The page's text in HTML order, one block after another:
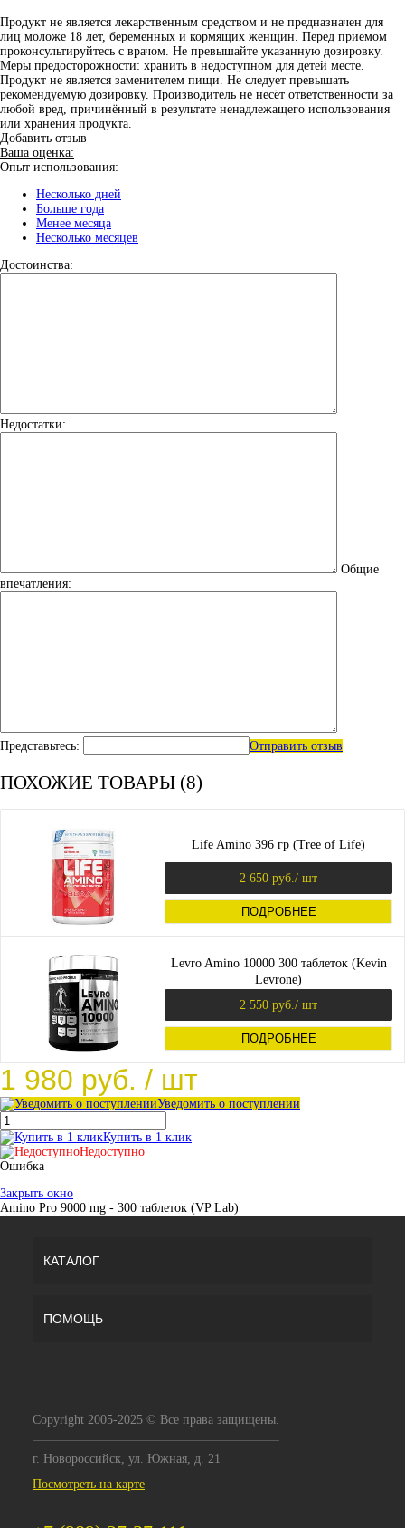
Продукт не является лекарственным средством и не предназначен для
лиц моложе 18 лет, беременных и кормящих женщин. Перед приемом
проконсультируйтесь с врачом. Не превышайте указанную дозировку.
Меры предосторожности: хранить в недоступном для детей месте.
Продукт не является заменителем пищи. Не следует превышать
рекомендуемую дозировку. Производитель не несёт ответственности за
любой вред, причинённый в результате ненадлежащего использования
или хранения продукта.
Добавить отзыв
Ваша оценка:
Опыт использования:
Несколько дней
Больше года
Менее месяца
Несколько месяцев
Достоинства:
Недостатки:
Общие
впечатления:
Представьтесь: Отправить отзыв
ПОХОЖИЕ ТОВАРЫ (8)
Life Amino 396 гр (Tree of Life)
2 650 руб. / шт
ПОДРОБНЕЕ
Levro Amino 10000 300 таблеток (Kevin
Levrone)
2 550 руб. / шт
ПОДРОБНЕЕ
1 980 руб. / шт
Уведомить о поступлении
Купить в 1 клик
Недоступно
Ошибка
Закрыть окно
Amino Pro 9000 mg - 300 таблеток (VP Lab)
КАТАЛОГ
ПОМОЩЬ
Copyright 2005-2025 © Все права защищены.
г. Новороссийск, ул. Южная, д. 21
Посмотреть на карте